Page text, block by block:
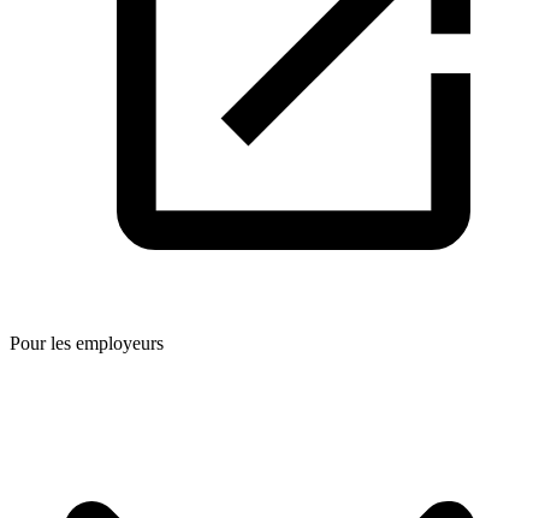
Pour les employeurs